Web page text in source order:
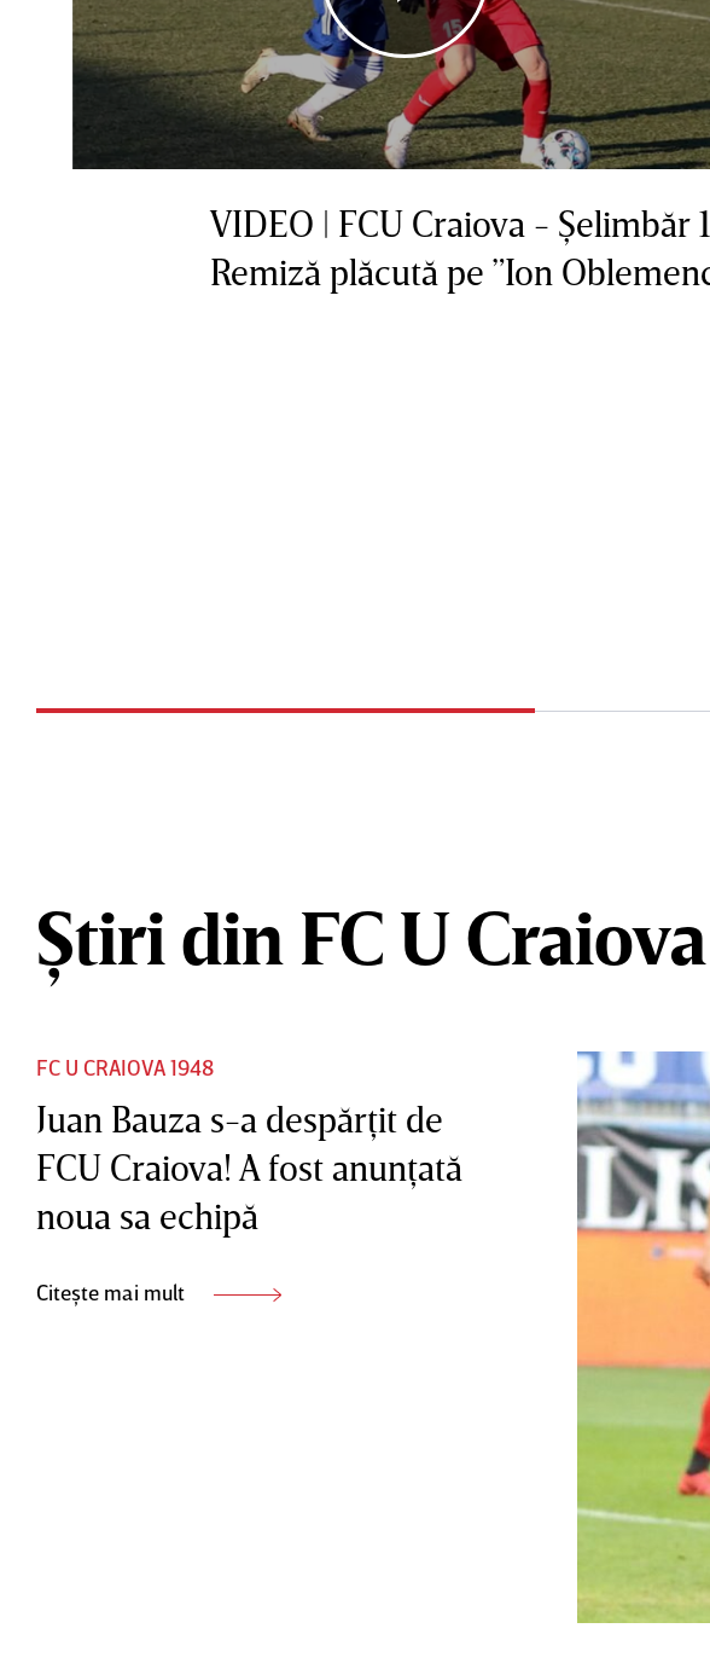
VIDEO | FCU Craiova - Şelimbăr
Remiză plăcută pe ”Ion
Știri din FC U
FC U CRAIOVA 1948
Juan Bauza s-a despărţit de
FCU Craiova! A fost anunţată
noua sa echipă
Citește mai mult